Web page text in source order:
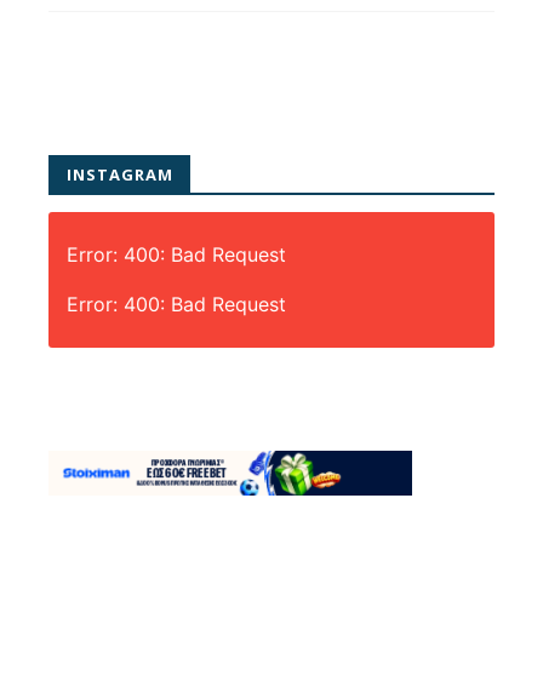
INSTAGRAM
Error: 400: Bad Request
Error: 400: Bad Request